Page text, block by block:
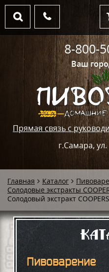
Ваш
Прямая связь с
г.Самара,
8-800-
Главная Каталог
Солодовые экстракты
Солодовый экстракт
Пивоварение